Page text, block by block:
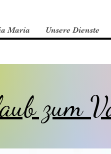
Maria Unsere Dienste
zum